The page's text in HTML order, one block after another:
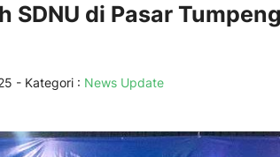
SDNU di Pasar
- Kategori : News Update